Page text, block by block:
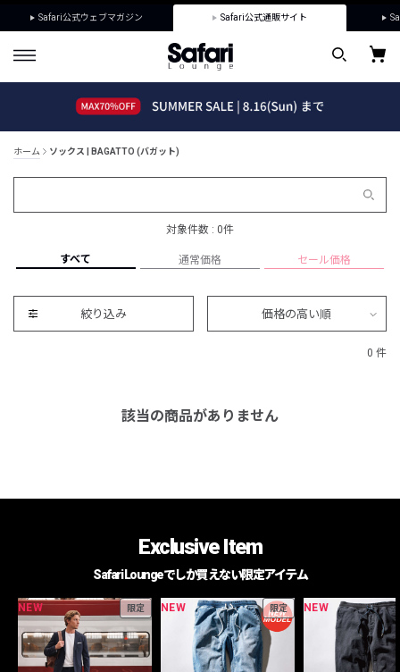
Safari公式ウェブマガジン Safari公式通販サイト
ホーム ソックス | BAGATTO (バガット)
対象件数 : 0件
すべて 通常価格 セール価格
絞り込み 価格の高い順
0 件
該当の商品がありません
Exclusive Item
Safari Loungeでしか買えない限定アイテム
NEW 限定 NEW 限定 NEW